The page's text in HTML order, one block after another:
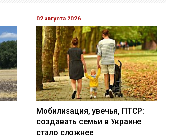
02 августа 2026
Мобилизация, увечья, ПТСР:
создавать семьи в Украине
стало сложнее